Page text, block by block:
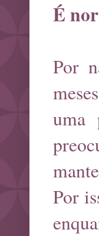
É
Por
uma
Por